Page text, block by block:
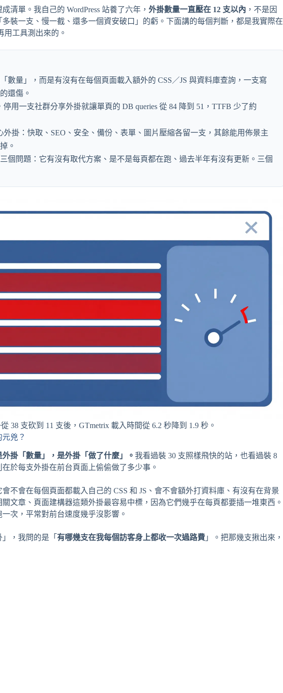
清單。我自己的 WordPress 站養了六年， 外掛數量一直壓在 12 支以內 ，不是因
裝一支、慢一截、還多一個資安破口」的虧。下面講的每個判斷，都是我實際在
用工具測出來的。
數量」，而是有沒有在每個頁面載入額外的 CSS／JS 與資料庫查詢，一支寫
還傷。
停用一支社群分享外掛就讓單頁的 DB queries 從 84 降到 51，TTFB 少了約
外掛：快取、SEO、安全、備份、表單、圖片壓縮各留一支，其餘能用佈景主
。
個問題：它有沒有取代方案、是不是每頁都在跑、過去半年有沒有更新。三個
38 支砍到 11 支後，GTmetrix 載入時間從 6.2 秒降到 1.9 秒。
兇？
掛「數量」，是外掛「做了什麼」。 我看過裝 30 支照樣飛快的站，也看過裝 8
於每支外掛在前台頁面上偷偷做了多少事。
不會在每個頁面都載入自己的 CSS 和 JS、會不會額外打資料庫、有沒有在背景
文章、頁面建構器這類外掛最容易中標，因為它們幾乎在每頁都要插一堆東西。
次，平常對前台速度幾乎沒影響。
，我問的是「 有哪幾支在我每個訪客身上都收一次過路費 」。把那幾支揪出來，